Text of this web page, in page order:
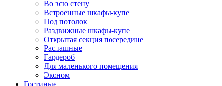
Во всю стену
Встроенные шкафы-купе
Под потолок
Раздвижные шкафы-купе
Открытая секция посередине
Распашные
Гардероб
Для маленького помещения
Эконом
Гостиные